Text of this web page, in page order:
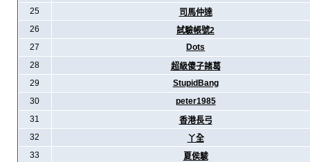
25
司馬仲達
26
試驗帳號2
27
Dots
28
超級傻子諸葛
29
StupidBang
30
peter1985
31
香港長弓
32
丫全
33
夏侯駿